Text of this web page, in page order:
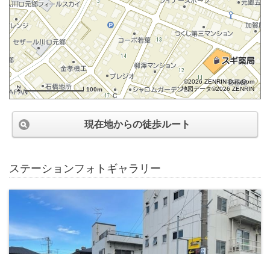
100m
©2026 ZENRIN DataCom
地図データ©2026 ZENRIN
現在地からの徒歩ルート
ステーションフォトギャラリー